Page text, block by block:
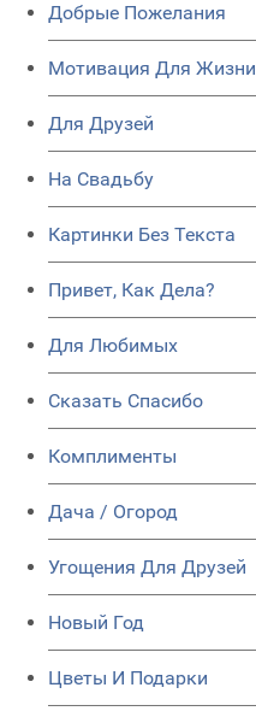
Добрые Пожелания
Мотивация Для Жизни
Для Друзей
На Свадьбу
Картинки Без Текста
Привет, Как Дела?
Для Любимых
Сказать Спасибо
Комплименты
Дача / Огород
Угощения Для Друзей
Новый Год
Цветы И Подарки